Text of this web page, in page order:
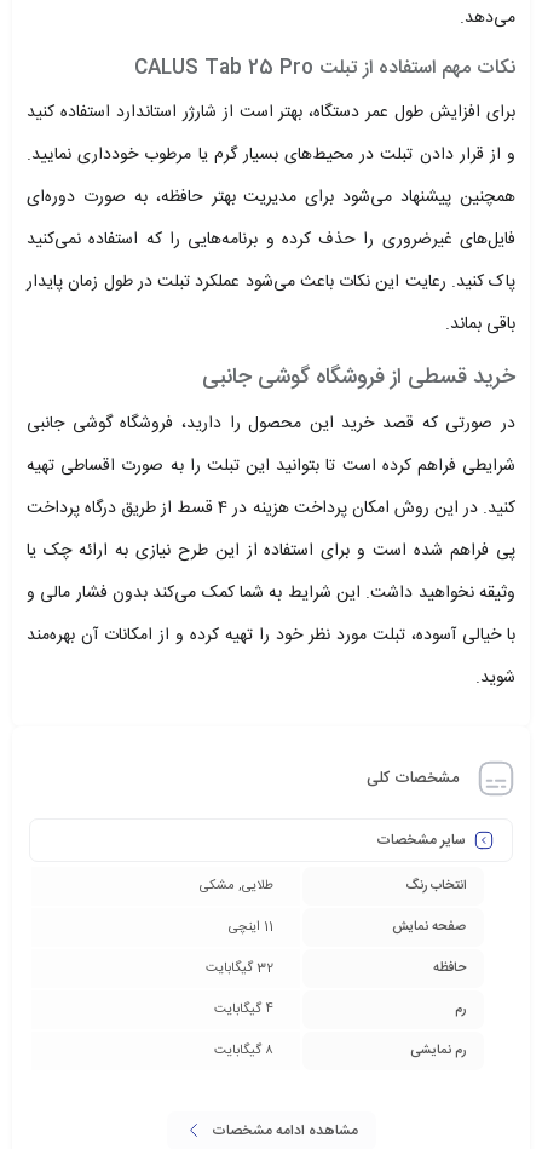
می‌دهد.
نکات مهم استفاده از تبلت CALUS Tab 25 Pro
برای افزایش طول عمر دستگاه، بهتر است از شارژر استاندارد استفاده کنید
و از قرار دادن تبلت در محیط‌های بسیار گرم یا مرطوب خودداری نمایید.
همچنین پیشنهاد می‌شود برای مدیریت بهتر حافظه، به صورت دوره‌ای
فایل‌های غیرضروری را حذف کرده و برنامه‌هایی را که استفاده نمی‌کنید
پاک کنید. رعایت این نکات باعث می‌شود عملکرد تبلت در طول زمان پایدار
باقی بماند.
خرید قسطی از فروشگاه گوشی جانبی
در صورتی که قصد خرید این محصول را دارید، فروشگاه گوشی جانبی
شرایطی فراهم کرده است تا بتوانید این تبلت را به صورت اقساطی تهیه
کنید. در این روش امکان پرداخت هزینه در 4 قسط از طریق درگاه پرداخت
پی فراهم شده است و برای استفاده از این طرح نیازی به ارائه چک یا
وثیقه نخواهید داشت. این شرایط به شما کمک می‌کند بدون فشار مالی و
با خیالی آسوده، تبلت مورد نظر خود را تهیه کرده و از امکانات آن بهره‌مند
شوید.
مشخصات کلی
سایر مشخصات
انتخاب رنگ
طلایی, مشکی
صفحه نمایش
11 اینچی
حافظه
32 گیگابایت
رم
4 گیگابایت
رم نمایشی
۸ گیگابایت
مشاهده ادامه مشخصات